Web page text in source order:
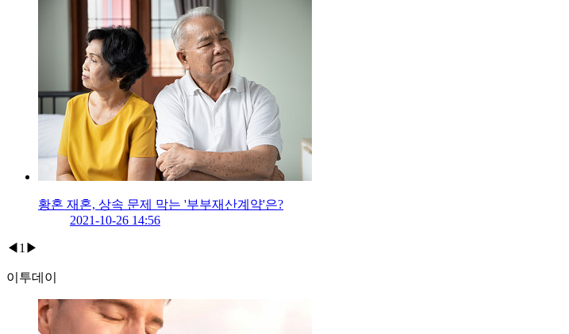
황혼 재혼, 상속 문제 막는 '부부재산계약'은?
2021-10-26 14:56
◀ 1 ▶
이투데이